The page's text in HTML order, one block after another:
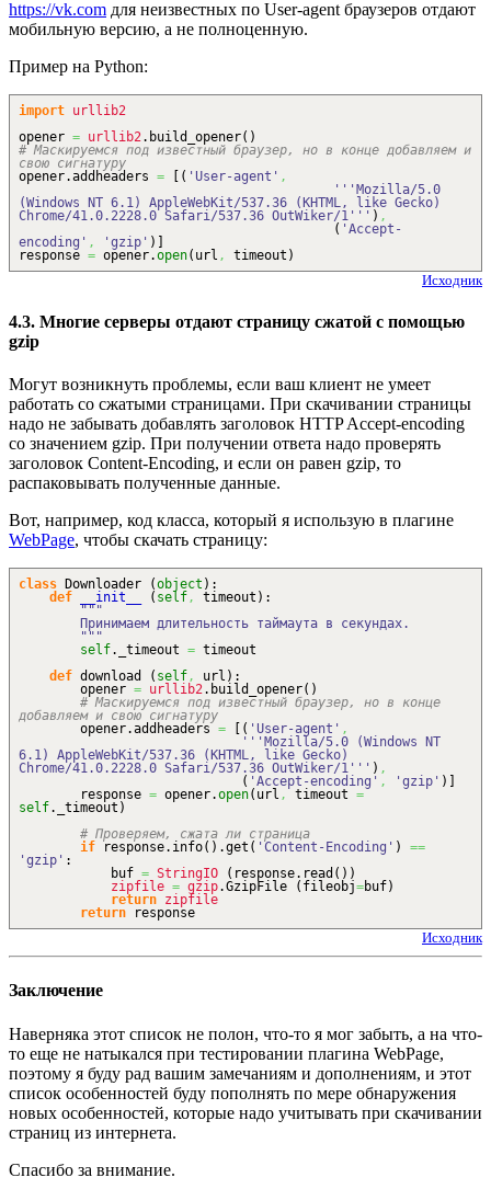
https://vk.com для неизвестных по User-agent браузеров отдают
мобильную версию, а не полноценную.
Пример на Python:
import urllib2
opener = urllib2 . build_opener( )
# Маскируемся под известный браузер, но в конце добавляем и
свою сигнатуру
opener.addheaders = [ ( 'User-agent' ,
'''Mozilla/5.0
(Windows NT 6.1) AppleWebKit/537.36 (KHTML, like Gecko)
Chrome/41.0.2228.0 Safari/537.36 OutWiker/1''' ) ,
( 'Accept-
encoding' , 'gzip' ) ]
response = opener.open( url , timeout )
Исходник
4.3. Многие серверы отдают страницу сжатой с помощью
gzip
Могут возникнуть проблемы, если ваш клиент не умеет
работать со сжатыми страницами. При скачивании страницы
надо не забывать добавлять заголовок HTTP Accept-encoding
со значением gzip. При получении ответа надо проверять
заголовок Content-Encoding, и если он равен gzip, то
распаковывать полученные данные.
Вот, например, код класса, который я использую в плагине
WebPage, чтобы скачать страницу:
class Downloader (object ) :
def
__init__ ( self, timeout ) :
"""
Принимаем длительность таймаута в секундах.
"""
self._timeout = timeout
def download ( self, url ) :
opener = urllib2. build_opener( )
# Маскируемся под известный браузер, но в конце
добавляем и свою сигнатуру
opener.addheaders = ( 'User-agent' ,
'''Mozilla/5.0 (Windows NT
6.1) AppleWebKit/537.36 (KHTML, like Gecko)
Chrome/41.0.2228.0 Safari/537.36 OutWiker/1''' ) ,
( 'Accept-encoding' , 'gzip' )
response = opener.open( url , timeout =
self._timeout )
# Проверяем, сжата ли страница
if response. info( ) .get ( 'Content-Encoding' )
==
'gzip' :
buf = StringIO ( response. read ( ) )
zipfile = gzip.GzipFile ( fileobj=buf)
return zipfile
return response
Исходник
Заключение
Наверняка этот список не полон, что-то я мог забыть, а на что-
то еще не натыкался при тестировании плагина WebPage,
поэтому я буду рад вашим замечаниям и дополнениям, и этот
список особенностей буду пополнять по мере обнаружения
новых особенностей, которые надо учитывать при скачивании
страниц из интернета.
Спасибо за внимание.